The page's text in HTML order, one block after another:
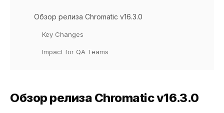
Обзор релиза Chromatic v16.3.0
Key Changes
Impact for QA Teams
Обзор релиза Chromatic v16.3.0